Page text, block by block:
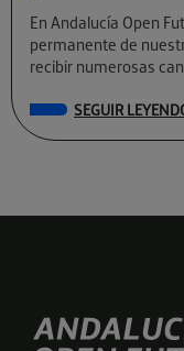
En Andalucía Open
permanente de
recibir numerosas
SEGUIR